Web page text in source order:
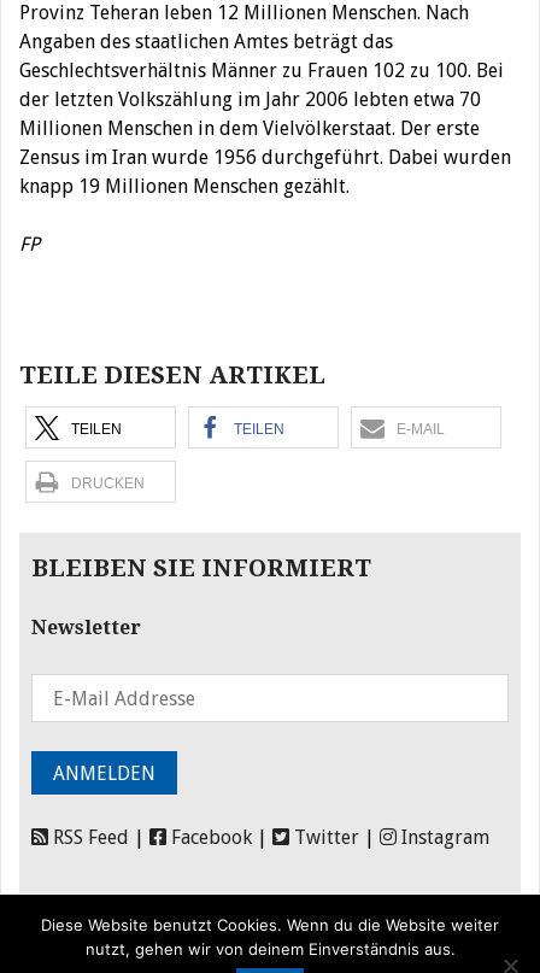
Provinz Teheran leben 12 Millionen Menschen. Nach
Angaben des staatlichen Amtes beträgt das
Geschlechtsverhältnis Männer zu Frauen 102 zu 100. Bei
der letzten Volkszählung im Jahr 2006 lebten etwa 70
Millionen Menschen in dem Vielvölkerstaat. Der erste
Zensus im Iran wurde 1956 durchgeführt. Dabei wurden
knapp 19 Millionen Menschen gezählt.
FP
TEILE DIESEN ARTIKEL
TEILEN TEILEN E-MAIL
DRUCKEN
BLEIBEN SIE INFORMIERT
Newsletter
RSS Feed Facebook Twitter Instagram
Diese Website benutzt Cookies. Wenn du die Website weiter
nutzt, gehen wir von deinem Einverständnis aus.